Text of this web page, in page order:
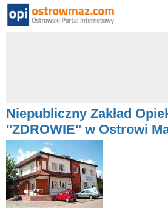
Niepubliczny Zakład
"ZDROWIE" w Ostrowi